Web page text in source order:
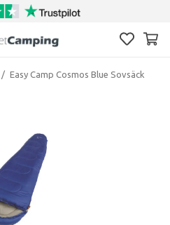
/ Easy Camp Cosmos Blue Sovsäck